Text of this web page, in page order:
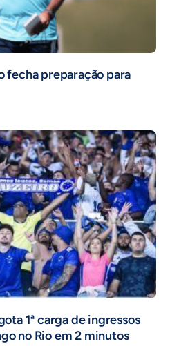
fecha preparação para
1ª carga de ingressos
no Rio em 2 minutos